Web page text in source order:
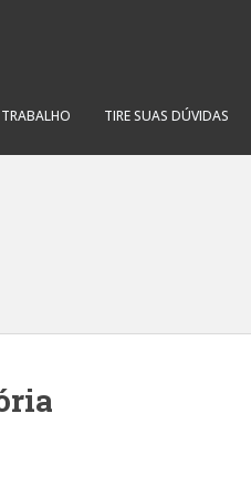
TIRE SUAS DÚVIDAS